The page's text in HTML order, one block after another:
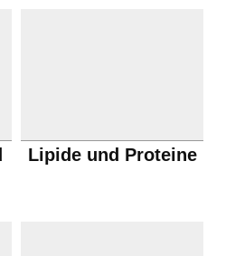
Lipide und Proteine